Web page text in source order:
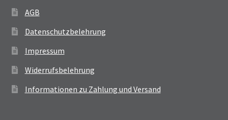
AGB
Datenschutzbelehrung
Impressum
Widerrufsbelehrung
Informationen zu Zahlung und Versand